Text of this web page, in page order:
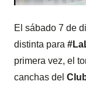
El sábado 7 de
distinta para
primera vez, el
canchas del